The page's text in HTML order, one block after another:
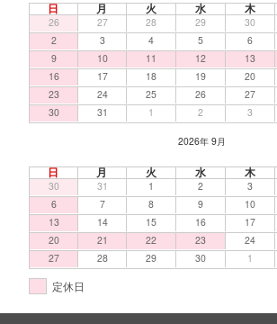
日 月 火 水 木
26 27 28 29 30
2
3 4 5 6
9
10 11 12 13
16
17 18 19 20
23
24 25 26 27
30
31 1 2 3
2026年 9月
日 月 火 水 木
30 31 1 2 3
6
7 8 9 10
13
14 15 16 17
20
21 22 23 24
27
28 29 30 1
定休日